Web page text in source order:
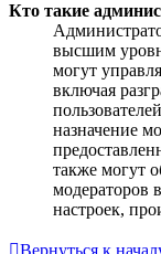
Кто такие
высшим
могут
включая
назначение
также могут
модераторов
настроек,